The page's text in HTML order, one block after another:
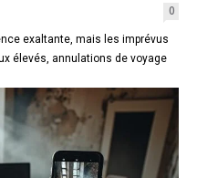
0
exaltante, mais les imprévus
élevés, annulations de voyage